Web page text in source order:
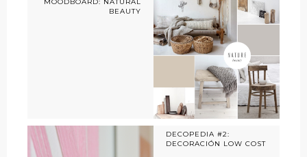
MOODBOARD: NATURAL
BEAUTY
DECOPEDIA #2:
DECORACIÓN LOW COST